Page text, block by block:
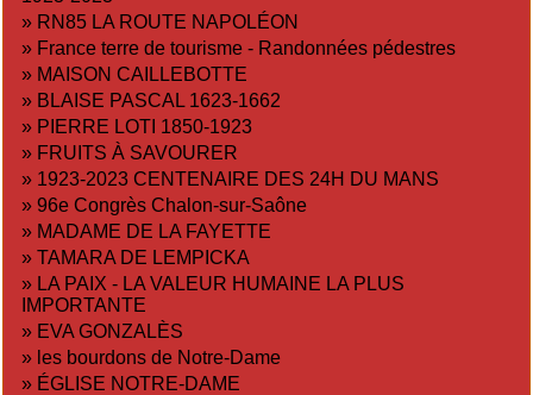
» RN85 LA ROUTE NAPOLÉON
» France terre de tourisme - Randonnées pédestres
» MAISON CAILLEBOTTE
» BLAISE PASCAL 1623-1662
» PIERRE LOTI 1850-1923
» FRUITS À SAVOURER
» 1923-2023 CENTENAIRE DES 24H DU MANS
» 96e Congrès Chalon-sur-Saône
» MADAME DE LA FAYETTE
» TAMARA DE LEMPICKA
» LA PAIX - LA VALEUR HUMAINE LA PLUS
IMPORTANTE
» EVA GONZALÈS
» les bourdons de Notre-Dame
» ÉGLISE NOTRE-DAME